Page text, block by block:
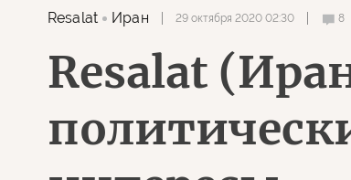
Resalat Иран 29 октября 2020 02:30 8
Resalat